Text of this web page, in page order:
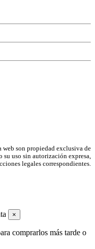
web son propiedad exclusiva de
uso sin autorización expresa,
legales correspondientes.
×
comprarlos más tarde o